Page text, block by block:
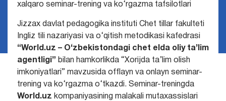
xalqaro seminar-trening va ko‘rgazma tafsilotlari
Jizzax davlat pedagogika instituti Chet tillar fakulteti
Ingliz tili nazariyasi va o‘qitish metodikasi kafedrasi
“World.uz – O‘zbekistondagi chet elda oliy ta’lim
agentligi” bilan hamkorlikda “Xorijda ta’lim olish
imkoniyatlari” mavzusida offlayn va onlayn seminar-
trening va ko‘rgazma o‘tkazdi. Seminar-treningda
World.uz kompaniyasining malakali mutaxassislari